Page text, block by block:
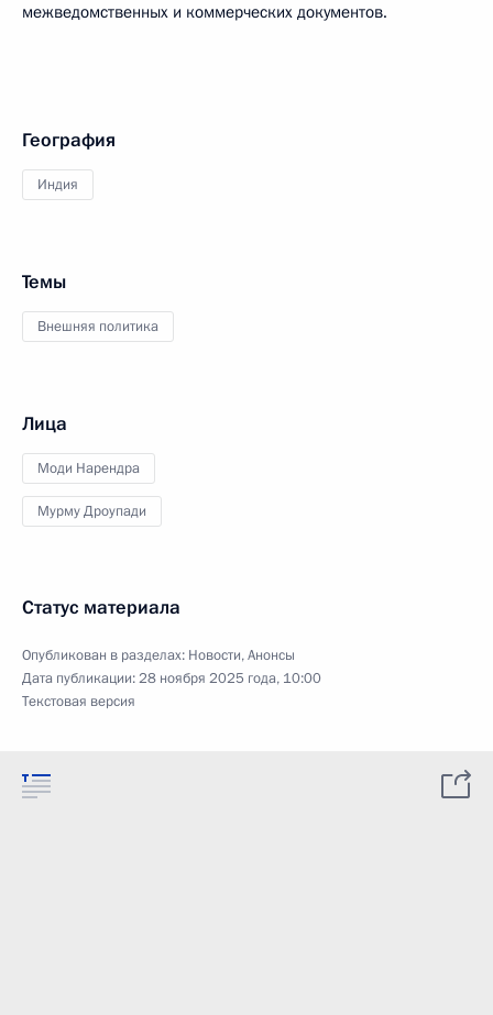
межведомственных и коммерческих документов.
География
Индия
Темы
Внешняя политика
Лица
Моди Нарендра
Мурму Дроупади
Статус материала
Опубликован в разделах: Новости,Анонсы
Дата публикации:28 ноября 2025 года, 10:00
Текстовая версия